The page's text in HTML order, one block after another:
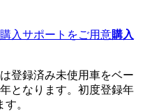
入サポート をご用意購入
登録済み未使用車をベー
となります。初度登録年
。